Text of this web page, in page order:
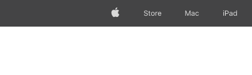
AppleStore Mac iPad